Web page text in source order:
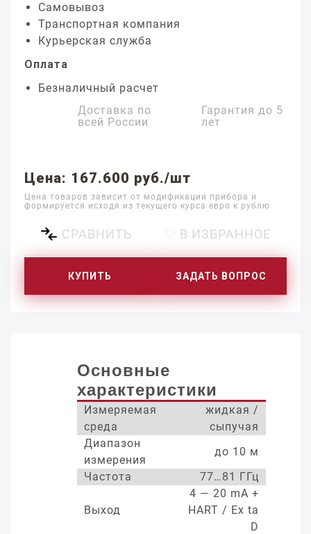
Самовывоз
Транспортная компания
Курьерская служба
Оплата
Безналичный расчет
Доставка по
всей России
Гарантия до 5
лет
Цена: 167.600 руб./шт
Цена товаров зависит от модификации прибора и
формируется исходя из текущего курса евро к рублю
СРАВНИТЬ ♡ В ИЗБРАННОЕ
КУПИТЬ ЗАДАТЬ ВОПРОС
Основные
характеристики
Измеряемая
среда
жидкая /
сыпучая
Диапазон
измерения
до 10 м
Частота
77…81 ГГц
Выход
4 — 20 mA +
HART / Ex ta
D